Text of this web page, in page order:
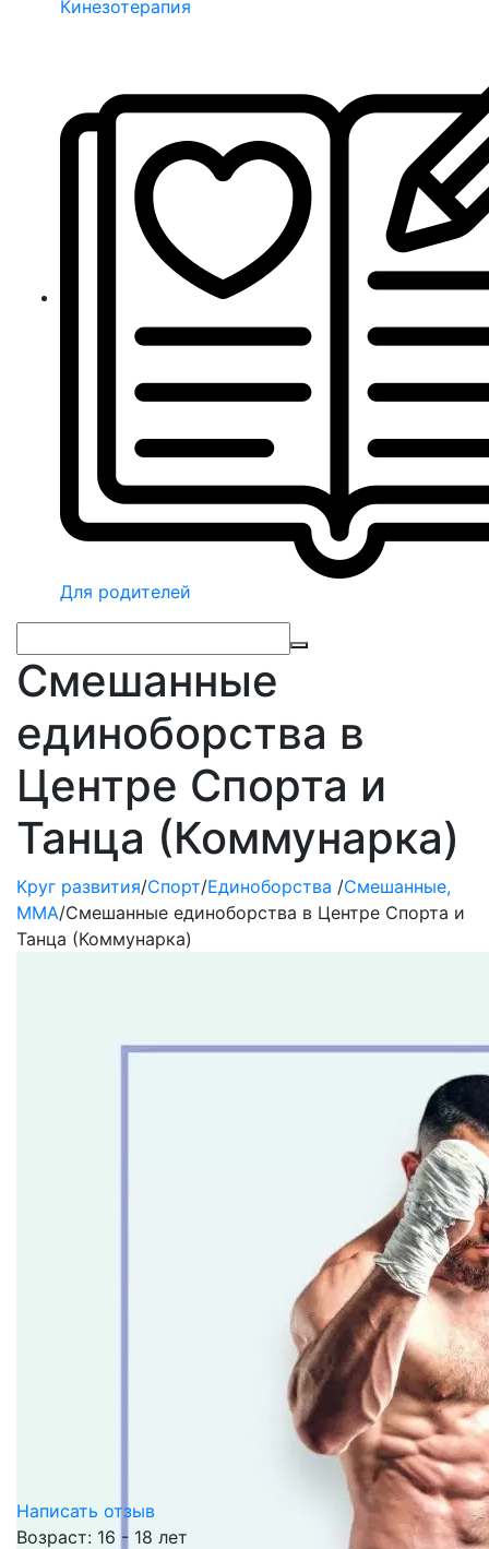
Кинезотерапия
Для родителей
Смешанные
единоборства в
Центре Спорта и
Танца (Коммунарка)
Круг развития/Спорт/Единоборства /Смешанные,
ММА/Смешанные единоборства в Центре Спорта и
Танца (Коммунарка)
Написать отзыв
Возраст: 16 - 18 лет